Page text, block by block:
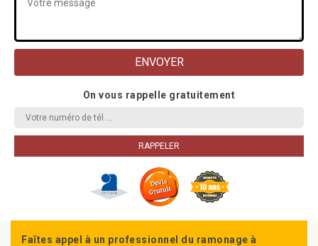
On vous rappelle gratuitement
Faîtes appel à un professionnel du ramonage à